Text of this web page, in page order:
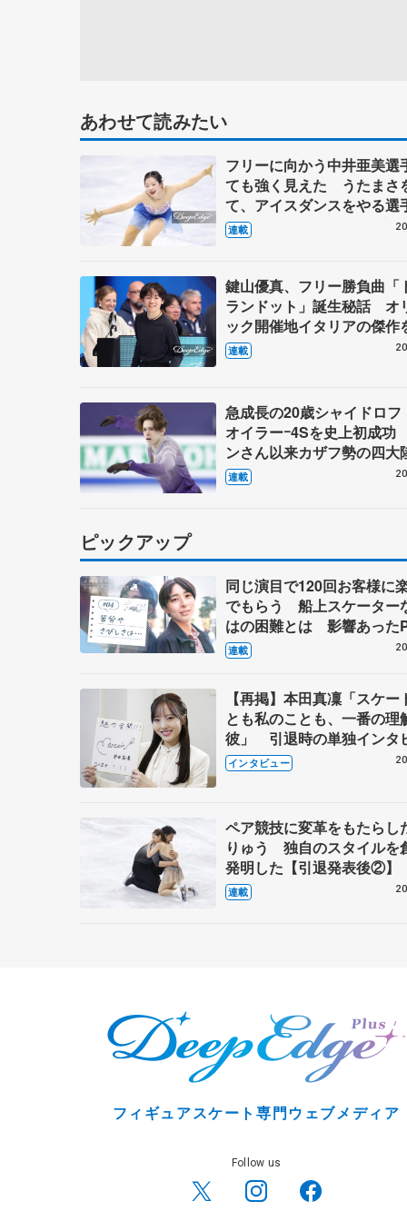
あわせて読みたい
フリーに向かう中井亜美選
ても強く見えた うたまさ
て、アイスダンスをやる選
てきてほしい【第5回・宮
表現の設計図】
連載
鍵山優真、フリー勝負曲「
ランドット」誕生秘話 オ
ック開催地イタリアの傑作
華布陣で編曲【詳報】
連載
急成長の20歳シャイドロ
オイラーｰ4Sを史上初成
ンさん以来カザフ勢の四
世界選手権で日本勢の脅威
連載
ピックアップ
同じ演目で120回お客様に
でもらう 船上スケーター
はの困難とは 影響あった
キャプテン松永さんの存在
連載
【再掲】本田真凜「スケー
とも私のことも、一番の理
彼」 引退時の単独インタ
で語った競技人生や家族、
これからの夢…
インタビュー
ペア競技に変革をもたらし
りゅう 独自のスタイルを
発明した【引退発表後②】
連載
フィギュアスケート専門ウェブメディア
Follow us